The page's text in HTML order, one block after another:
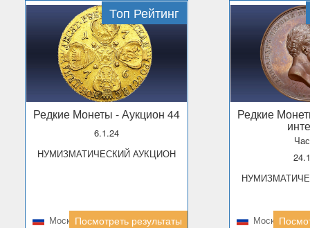
Топ Рейтинг
Редкие Монеты - Аукцион 44
6.1.24
НУМИЗМАТИЧЕСКИЙ АУКЦИОН
МоскваПосмотреть результаты
Редкие
Москва